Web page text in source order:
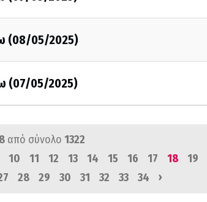
(08/05/2025)
(07/05/2025)
από σύνολο 1322
10 11 12 13 14 15 16 17 18 19
28 29 30 31 32 33 34 ›